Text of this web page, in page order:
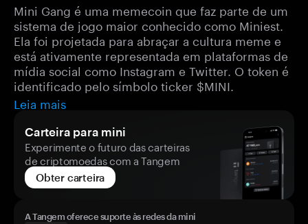
Mini Gang é uma memecoin que faz parte de um
sistema de jogo maior conhecido como Miniest.
Ela foi projetada para abraçar a cultura meme e
está ativamente representada em plataformas de
mídia social como Instagram e Twitter. O token é
identificado pelo símbolo ticker $MINI.
Leia mais
Carteira para mini
Experimente o futuro das carteiras
de criptomoedas com a Tangem
Obter carteira
A Tangem oferece suporte às redes da mini